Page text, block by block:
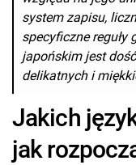
system zapisu,
specyficzne
japońskim jest
delikatnych i
Jakich
jak